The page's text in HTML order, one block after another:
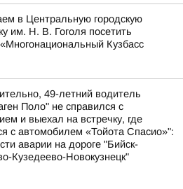
в Центральную городскую
им. Н. В. Гоголя посетить
Кузбасс
49-летний водитель
Поло" не справился с
и выехал на встречку, где
с автомобилем «Тойота Спасио»":
аварии на дороге "Бийск-
Кузедеево-Новокузнецк"